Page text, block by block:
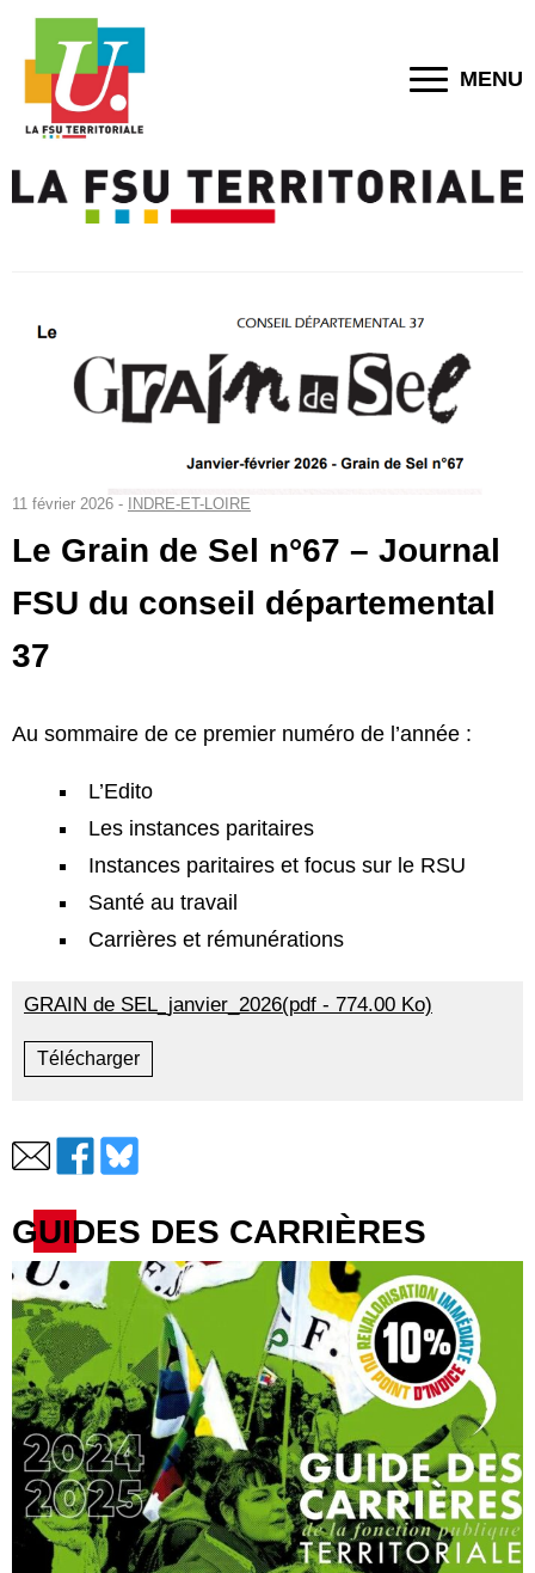
MENU
11 février 2026 - INDRE-ET-LOIRE
Le Grain de Sel n°67 – Journal
FSU du conseil départemental
37
Au sommaire de ce premier numéro de l’année :
L’Edito
Les instances paritaires
Instances paritaires et focus sur le RSU
Santé au travail
Carrières et rémunérations
GRAIN de SEL_janvier_2026(pdf - 774.00 Ko)
Télécharger
GUIDES DES CARRIÈRES